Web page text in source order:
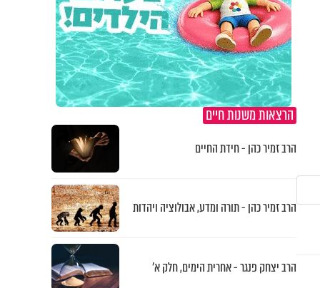
הרצאות משנות חיים
הרב זמיר כהן - חידת החיים
הרב זמיר כהן - תורה ומדע, אבולוציה ויהדות
הרב יצחק פנגר - אחרית הימים, חלק א’